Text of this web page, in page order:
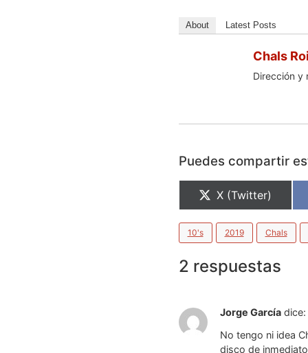
About Latest Posts
Chals
Dirección y
Puedes compartir
X (Twitter)
10's 2019 Chals
2 respuestas
Jorge García dice:
No tengo ni idea
disco de